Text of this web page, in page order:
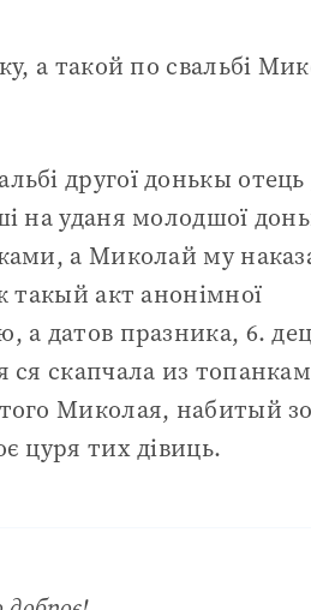
а такой по свальбі
другої донькы отець
на уданя молодшої
а Миколай му
такый акт анонімної
а датов празника, 6.
скапчала из
Миколая, набитый
цуря тих дівиць.